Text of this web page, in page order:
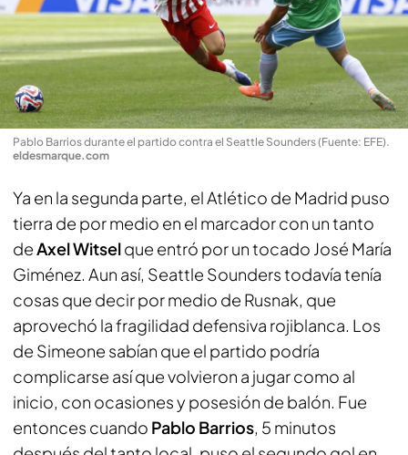
Pablo Barrios durante el partido contra el Seattle Sounders (Fuente: EFE).
eldesmarque.com
Ya en la segunda parte, el Atlético de Madrid puso
tierra de por medio en el marcador con un tanto
deAxelWitselque entró por un tocado José María
Giménez. Aun así, Seattle Sounders todavía tenía
cosas que decir por medio de Rusnak, que
aprovechó la fragilidad defensiva rojiblanca. Los
de Simeone sabían que el partido podría
complicarse así que volvieron a jugar como al
inicio, con ocasiones y posesión de balón. Fue
entonces cuando Pablo Barrios, 5 minutos